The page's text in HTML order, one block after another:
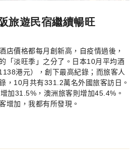
旅遊民宿繼續暢旺
店價格都每月創新高，自疫情過後，
「淡旺季」之分了。日本10月平均酒
港元），創下最高紀錄；而旅客人
， 10月共有331.2萬名外國旅客訪日。
加31.5% ，澳洲旅客則增加45.4% 。
增加，我都有所發現。